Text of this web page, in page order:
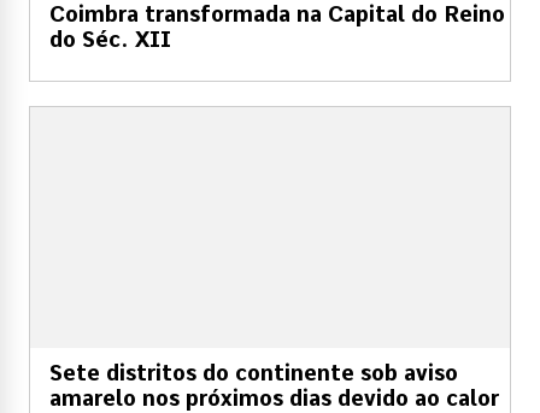
Coimbra transformada na Capital do Reino
do Séc. XII
Sete distritos do continente sob aviso
amarelo nos próximos dias devido ao calor